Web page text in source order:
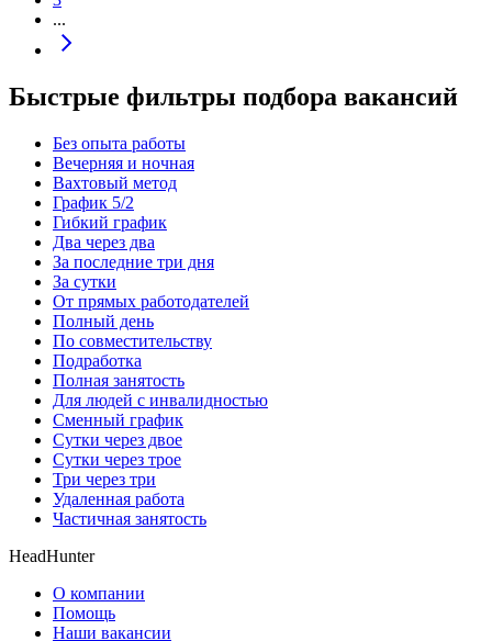
...
Быстрые фильтры подбора вакансий
Без опыта работы
Вечерняя и ночная
Вахтовый метод
График 5/2
Гибкий график
Два через два
За последние три дня
За сутки
От прямых работодателей
Полный день
По совместительству
Подработка
Полная занятость
Для людей с инвалидностью
Сменный график
Сутки через двое
Сутки через трое
Три через три
Удаленная работа
Частичная занятость
HeadHunter
О компании
Помощь
Наши вакансии